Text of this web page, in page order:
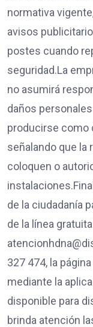
normativa
avisos
postes cuando
seguridad.La
no asumirá
daños
producirse como
señalando que la
coloquen o
de la ciudadanía
de la línea
327 474, la
mediante la
disponible para
brinda atención